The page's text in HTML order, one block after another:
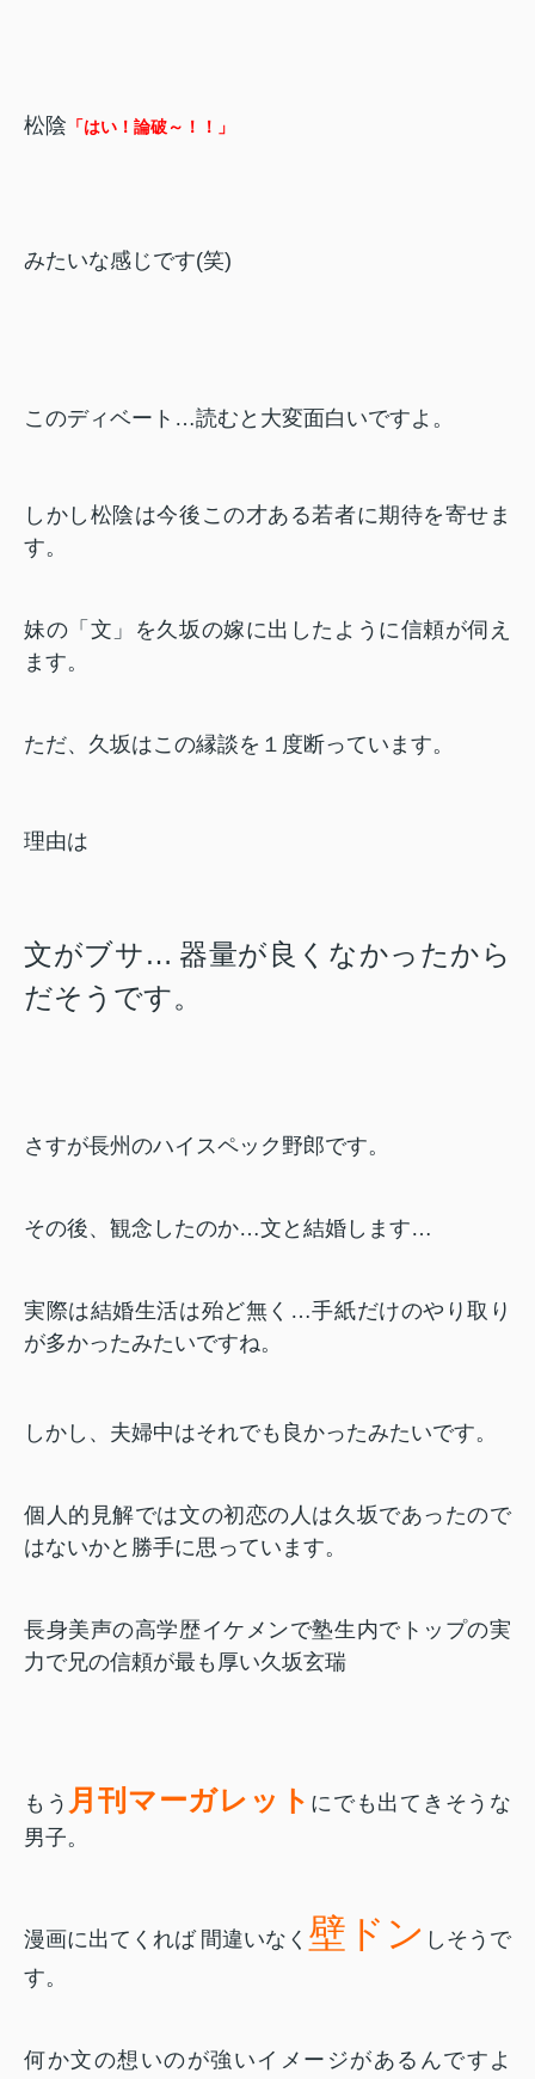
松陰 「はい！論破～！！」
みたいな感じです(笑)
このディベート…読むと大変面白いですよ。
しかし松陰は今後この才ある若者に期待を寄せま
す。
妹の「文」を久坂の嫁に出したように信頼が伺え
ます。
ただ、久坂はこの縁談を１度断っています。
理由は
文がブサ… 器量が良くなかったから
だそうです。
さすが長州のハイスペック野郎です。
その後、観念したのか…文と結婚します…
実際は結婚生活は殆ど無く…手紙だけのやり取り
が多かったみたいですね。
しかし、夫婦中はそれでも良かったみたいです。
個人的見解では文の初恋の人は久坂であったので
はないかと勝手に思っています。
長身美声の高学歴イケメンで塾生内でトップの実
力で兄の信頼が最も厚い久坂玄瑞
もう 月刊マーガレット にでも出てきそうな
男子。
漫画に出てくれば 間違いなく 壁ドン しそうで
す。
何か文の想いのが強いイメージがあるんですよ